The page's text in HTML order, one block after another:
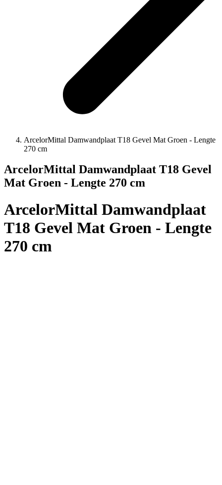
ArcelorMittal Damwandplaat T18 Gevel Mat Groen - Lengte
270 cm
ArcelorMittal Damwandplaat T18 Gevel
Mat Groen - Lengte 270 cm
ArcelorMittal Damwandplaat
T18 Gevel Mat Groen - Lengte
270 cm